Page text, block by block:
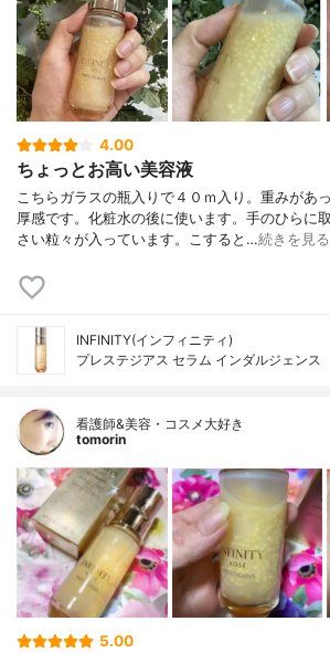
4.00
ちょっとお高い美容液
こちらガラスの瓶入りで４０ｍ入り。重みがあ
厚感です。化粧水の後に使います。手のひらに
さい粒々が入っています。こすると…続きを見る
INFINITY(インフィニティ)
プレステジアス セラム インダルジェンス
看護師&美容・コスメ大好き
tomorin
5.00